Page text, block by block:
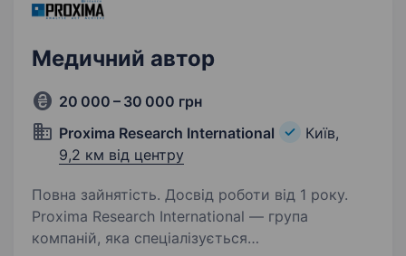
Медичний автор
20 000 – 30 000 грн
Proxima Research International
Київ,
9,2 км від центру
Повна зайнятість. Досвід роботи від 1 року.
Рroxima Research International — група
компаній, яка спеціалізується